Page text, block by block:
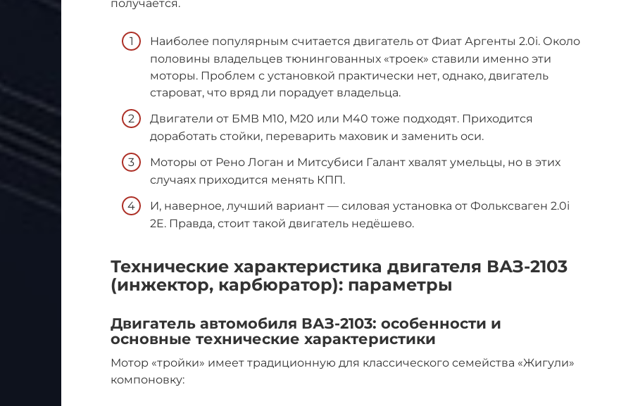
получается.
Наиболее популярным считается двигатель от Фиат Аргенты 2.0i. Около
половины владельцев тюнингованных «троек» ставили именно эти
моторы. Проблем с установкой практически нет, однако, двигатель
староват, что вряд ли порадует владельца.
Двигатели от БМВ М10, М20 или М40 тоже подходят. Приходится
доработать стойки, переварить маховик и заменить оси.
Моторы от Рено Логан и Митсубиси Галант хвалят умельцы, но в этих
случаях приходится менять КПП.
И, наверное, лучший вариант — силовая установка от Фольксваген 2.0i
2E. Правда, стоит такой двигатель недёшево.
Технические характеристика двигателя ВАЗ-2103
(инжектор, карбюратор): параметры
Двигатель автомобиля ВАЗ-2103: особенности и
основные технические характеристики
Мотор «тройки» имеет традиционную для классического семейства «Жигули»
компоновку: